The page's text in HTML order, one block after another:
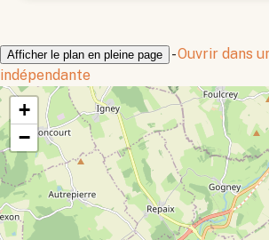
Afficher le plan en pleine page -Ouvrir dans
indépendante